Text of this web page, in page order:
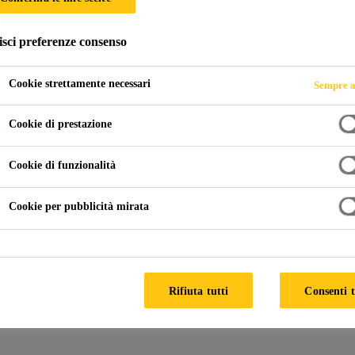
i nostri strumenti di
preferenze consenso
Cookie strettamente necessari Sempre
Cookie di prestazione
Cookie di funzionalità
Cookie per pubblicità mirata
Rifiuta tutti Consenti